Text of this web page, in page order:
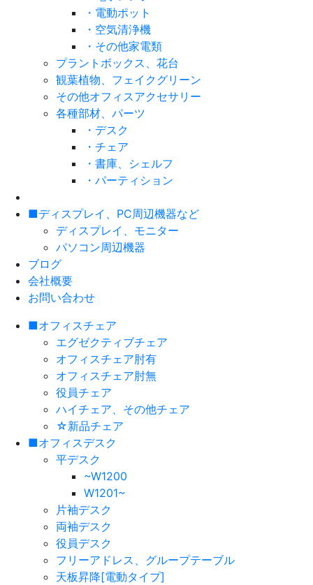
・電動ポット
・空気清浄機
・その他家電類
プラントボックス、花台
観葉植物、フェイクグリーン
その他オフィスアクセサリー
各種部材、パーツ
・デスク
・チェア
・書庫、シェルフ
・パーティション
■ディスプレイ、PC周辺機器など
ディスプレイ、モニター
パソコン周辺機器
ブログ
会社概要
お問い合わせ
■オフィスチェア
エグゼクティブチェア
オフィスチェア肘有
オフィスチェア肘無
役員チェア
ハイチェア、その他チェア
☆新品チェア
■オフィスデスク
平デスク
~W1200
W1201~
片袖デスク
両袖デスク
役員デスク
フリーアドレス、グループテーブル
天板昇降[電動タイプ]